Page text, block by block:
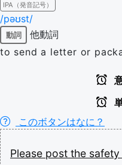
IPA（発音記号）
/pəʊst/
動詞
他動詞
to send a letter or
このボタンはなに？
Please post the safety